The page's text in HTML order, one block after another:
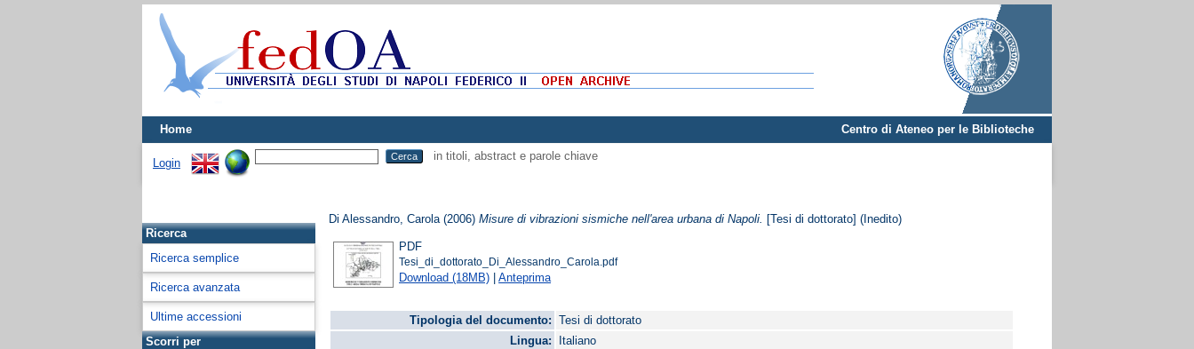
Home Centro di Ateneo per le Biblioteche
Login
in titoli, abstract e parole chiave
Ricerca
Ricerca semplice
Ricerca avanzata
Ultime accessioni
Scorri per
Di Alessandro, Carola (2006)Misure di vibrazioni sismiche nell'area urbana di Napoli. [Tesi di dottorato] (Inedito)
PDF
Tesi_di_dottorato_Di_Alessandro_Carola.pdf
Download (18MB) |Anteprima
Tipologia del documento:
Tesi di dottorato
Lingua:
Italiano